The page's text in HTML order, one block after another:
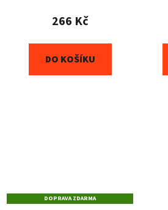
266 Kč
DO KOŠÍKU
DOPRAVA ZDARMA